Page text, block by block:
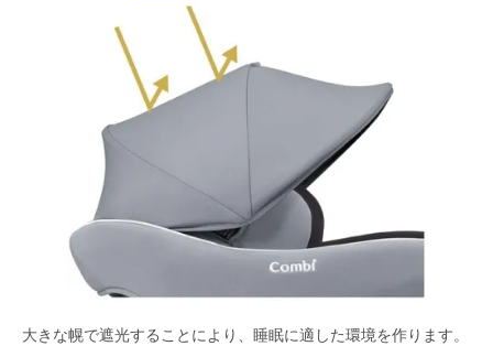
大きな幌で遮光することにより、睡眠に適した環境を作ります。